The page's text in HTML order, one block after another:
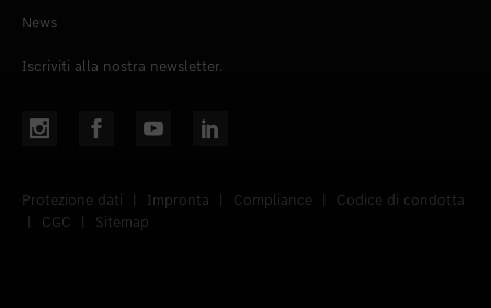
News
Iscriviti alla nostra newsletter.
Protezione dati | Impronta | Compliance |
Codice di condotta
|
CGC | Sitemap